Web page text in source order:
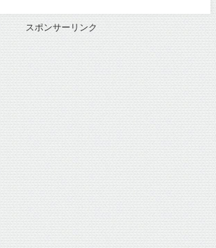
スポンサーリンク